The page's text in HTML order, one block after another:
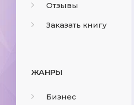
Отзывы
Заказать книгу
ЖАНРЫ
Бизнес